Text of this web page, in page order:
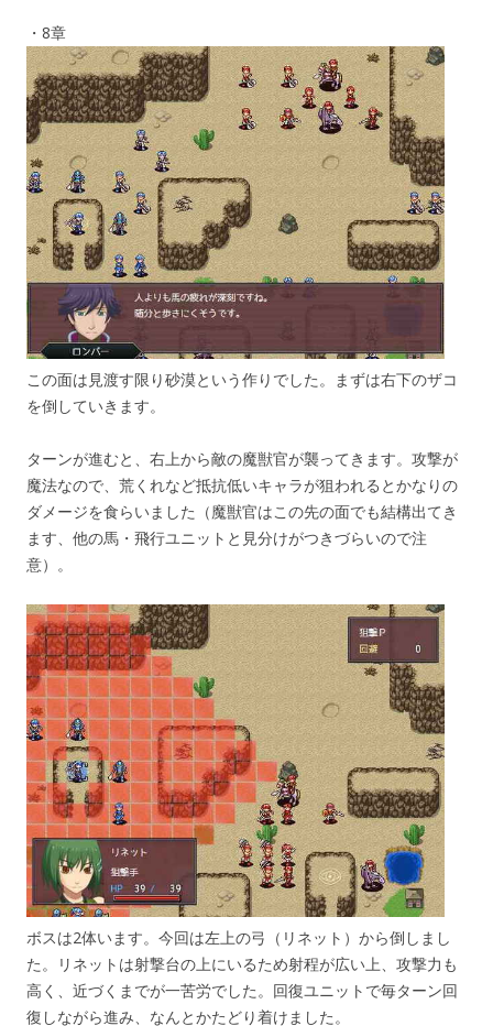
・8章
この面は見渡す限り砂漠という作りでした。まずは右下のザコ
を倒していきます。
ターンが進むと、右上から敵の魔獣官が襲ってきます。攻撃が
魔法なので、荒くれなど抵抗低いキャラが狙われるとかなりの
ダメージを食らいました（魔獣官はこの先の面でも結構出てき
ます、他の馬・飛行ユニットと見分けがつきづらいので注
意）。
ボスは2体います。今回は左上の弓（リネット）から倒しまし
た。リネットは射撃台の上にいるため射程が広い上、攻撃力も
高く、近づくまでが一苦労でした。回復ユニットで毎ターン回
復しながら進み、なんとかたどり着けました。